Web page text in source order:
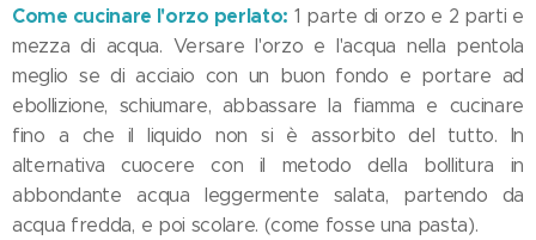
Come cucinare l'orzo perlato: 1 parte di orzo e 2 parti e
mezza di acqua. Versare l'orzo e l'acqua nella pentola
meglio se di acciaio con un buon fondo e portare ad
ebollizione, schiumare, abbassare la fiamma e cucinare
fino a che il liquido non si è assorbito del tutto. In
alternativa cuocere con il metodo della bollitura in
abbondante acqua leggermente salata, partendo da
acqua fredda, e poi scolare. (come fosse una pasta).